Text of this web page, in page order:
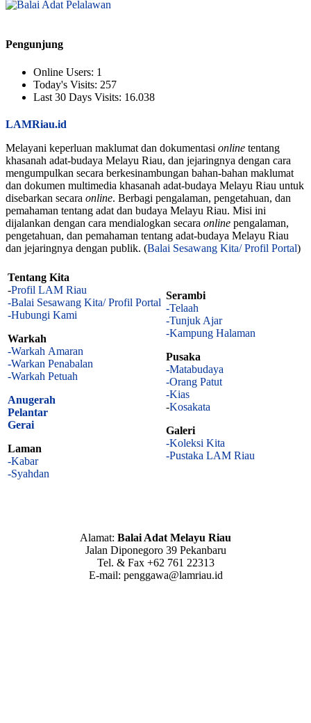
Pengunjung
Online Users: 1
Today's Visits: 257
Last 30 Days Visits: 16.038
LAMRiau.id
Melayani keperluan maklumat dan dokumentasi online tentang
khasanah adat-budaya Melayu Riau, dan jejaringnya dengan cara
mengumpulkan secara berkesinambungan bahan-bahan maklumat
dan dokumen multimedia khasanah adat-budaya Melayu Riau untuk
disebarkan secara online. Berbagi pengalaman, pengetahuan, dan
pemahaman tentang adat dan budaya Melayu Riau. Misi ini
dijalankan dengan cara mendialogkan secara online pengalaman,
pengetahuan, dan pemahaman tentang adat-budaya Melayu Riau
dan jejaringnya dengan publik. (Balai Sesawang Kita/ Profil Portal)
Tentang Kita
-Profil LAM Riau
-Balai Sesawang Kita/ Profil Portal
-Hubungi Kami
Warkah
-Warkah Amaran
-Warkan Penabalan
-Warkah Petuah
Anugerah
Pelantar
Gerai
Laman
-Kabar
-Syahdan
Serambi
-Telaah
-Tunjuk Ajar
-Kampung Halaman
Pusaka
-Matabudaya
-Orang Patut
-Kias
-Kosakata
Galeri
-Koleksi Kita
-Pustaka LAM Riau
Alamat: Balai Adat Melayu Riau
Jalan Diponegoro 39 Pekanbaru
Tel. & Fax +62 761 22313
E-mail: penggawa@lamriau.id